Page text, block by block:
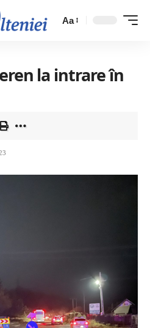
Aa
la intrare în